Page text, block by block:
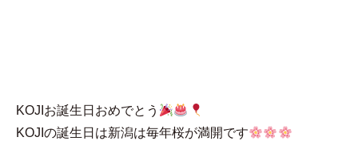
KOJIお誕生日おめでとう
KOJIの誕生日は新潟は毎年桜が満開です